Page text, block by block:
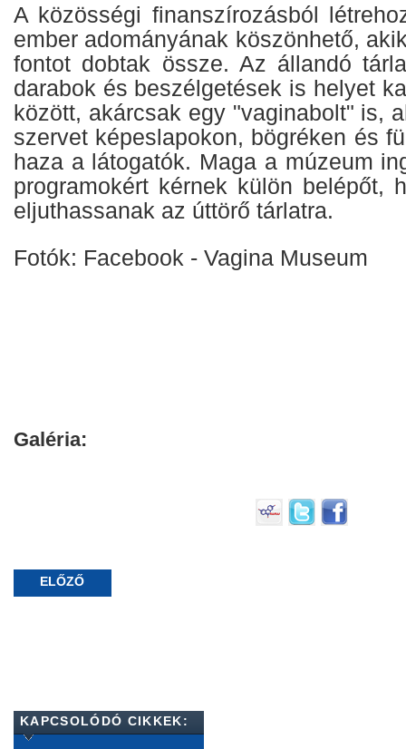
A közösségi finanszírozásból
ember adományának köszönhető,
fontot dobtak össze. Az állandó
darabok és beszélgetések is helyet
között, akárcsak egy "vaginabolt" is,
szervet képeslapokon, bögréken és
haza a látogatók. Maga a múzeum
programokért kérnek külön belépőt,
eljuthassanak az úttörő tárlatra.
Fotók: Facebook - Vagina Museum
Galéria:
ELŐZŐ
KAPCSOLÓDÓ CIKKEK: